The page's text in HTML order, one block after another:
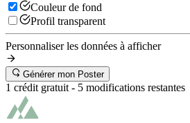
Couleur de fond
Profil transparent
Personnaliser les données à afficher
Générer mon Poster
1 crédit gratuit - 5 modifications restantes